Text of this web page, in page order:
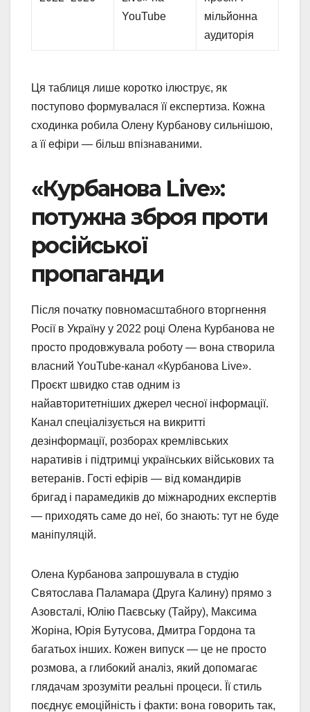
YouTube
мільйонна
аудиторія
Ця таблиця лише коротко ілюструє, як
поступово формувалася її експертиза. Кожна
сходинка робила Олену Курбанову сильнішою,
а її ефіри — більш впізнаваними.
«Курбанова Live»:
потужна зброя проти
російської
пропаганди
Після початку повномасштабного вторгнення
Росії в Україну у 2022 році Олена Курбанова не
просто продовжувала роботу — вона створила
власний YouTube-канал «Курбанова Live».
Проєкт швидко став одним із
найавторитетніших джерел чесної інформації.
Канал спеціалізується на викритті
дезінформації, розборах кремлівських
наративів і підтримці українських військових та
ветеранів. Гості ефірів — від командирів
бригад і парамедиків до міжнародних експертів
— приходять саме до неї, бо знають: тут не буде
маніпуляцій.
Олена Курбанова запрошувала в студію
Святослава Паламара (Друга Калину) прямо з
Азовсталі, Юлію Паєвську (Тайру), Максима
Жоріна, Юрія Бутусова, Дмитра Гордона та
багатьох інших. Кожен випуск — це не просто
розмова, а глибокий аналіз, який допомагає
глядачам зрозуміти реальні процеси. Її стиль
поєднує емоційність і факти: вона говорить так,